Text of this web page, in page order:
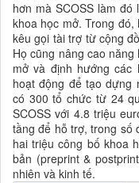
hơn mà SCOSS làm đó
khoa học mở. Trong
kêu gọi tài trợ từ cộng
Họ cũng nâng cao
mở và định hướng
hoạt động để tạo dựng
có 300 tổ chức từ 24
SCOSS với 4.8 triệu
tầng để hỗ trợ, trong số
hai triệu công bố khoa
bản (preprint &
nhiên và kinh tế.